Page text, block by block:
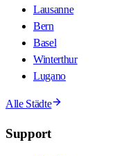
Lausanne
Bern
Basel
Winterthur
Lugano
Alle Städte
Support